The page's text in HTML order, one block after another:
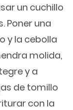
un cuchillo
Poner una
y la cebolla
molida,
y a
de tomillo
con la